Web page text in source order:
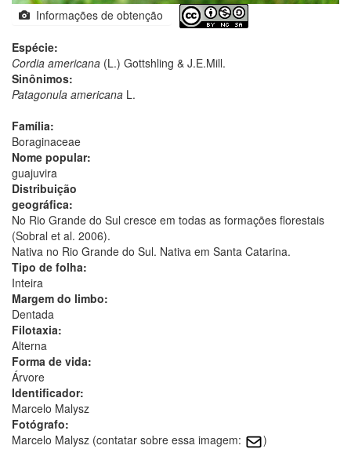
Informações de obtenção
Espécie:
Cordia americana (L.) Gottshling & J.E.Mill.
Sinônimos:
Patagonula americana L.
Família:
Boraginaceae
Nome popular:
guajuvira
Distribuição
geográfica:
No Rio Grande do Sul cresce em todas as formações florestais
(Sobral et al. 2006).
Nativa no Rio Grande do Sul. Nativa em Santa Catarina.
Tipo de folha:
Inteira
Margem do limbo:
Dentada
Filotaxia:
Alterna
Forma de vida:
Árvore
Identificador:
Marcelo Malysz
Fotógrafo:
Marcelo Malysz (contatar sobre essa imagem:
)